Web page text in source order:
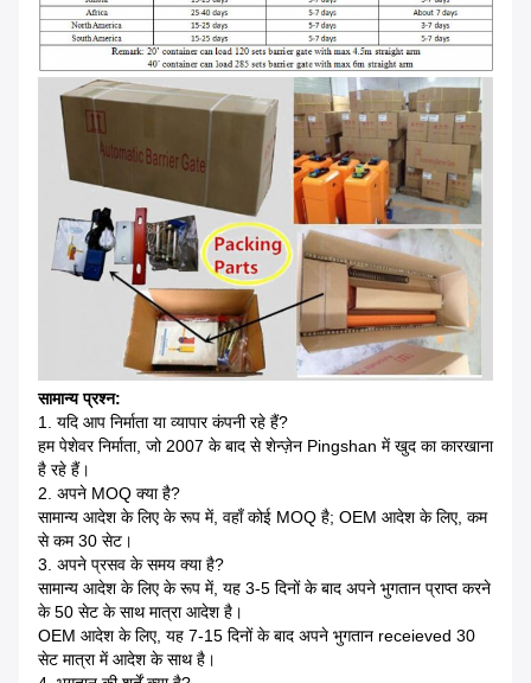
सामान्य प्रश्न:
1. यदि आप निर्माता या व्यापार कंपनी रहे हैं?
हम पेशेवर निर्माता, जो 2007 के बाद से शेन्ज़ेन Pingshan में खुद का कारखाना
है रहे हैं।
2. अपने MOQ क्या है?
सामान्य आदेश के लिए के रूप में, वहाँ कोई MOQ है; OEM आदेश के लिए, कम
से कम 30 सेट।
3. अपने प्रसव के समय क्या है?
सामान्य आदेश के लिए के रूप में, यह 3-5 दिनों के बाद अपने भुगतान प्राप्त करने
के 50 सेट के साथ मात्रा आदेश है।
OEM आदेश के लिए, यह 7-15 दिनों के बाद अपने भुगतान receieved 30
सेट मात्रा में आदेश के साथ है।